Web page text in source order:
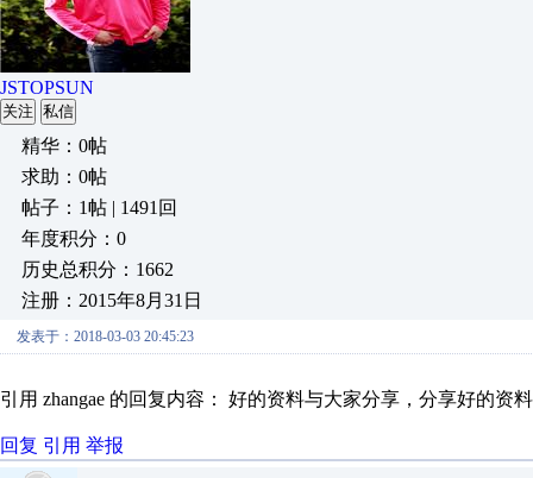
JSTOPSUN
关注 私信
精华：0帖
求助：0帖
帖子：1帖 | 1491回
年度积分：0
历史总积分：1662
注册：2015年8月31日
发表于：2018-03-03 20:45:23
引用 zhangae 的回复内容： 好的资料与大家分享，分享好的资
回复 引用 举报